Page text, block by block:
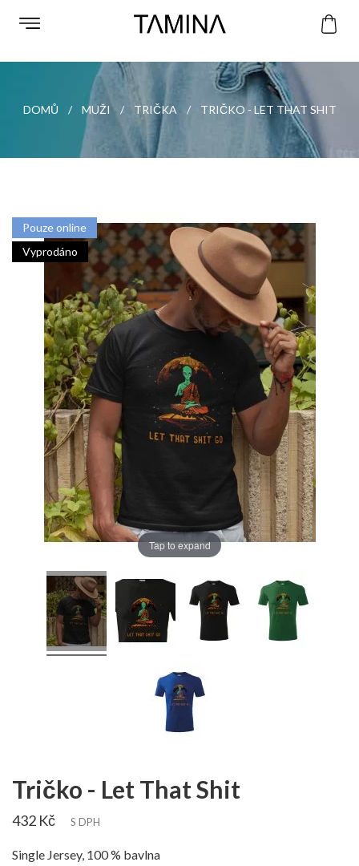
DOMŮ MUŽI TRIČKA TRIČKO - LET THAT SHIT
Pouze online
Vyprodáno
Tap to expand
Tričko - Let That Shit
432 Kč S DPH
Single Jersey, 100 % bavlna